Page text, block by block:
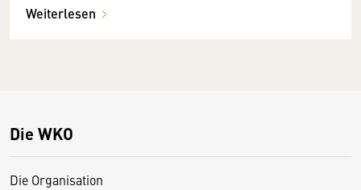
Weiterlesen
Die WKO
Die Organisation